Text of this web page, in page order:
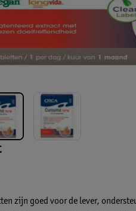
zijn goed voor de lever,